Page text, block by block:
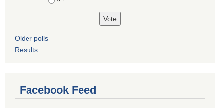
Older polls
Results
Facebook Feed